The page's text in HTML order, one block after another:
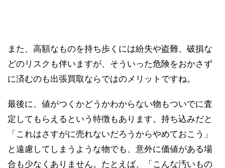
また、高額なものを持ち歩くには紛失や盗難、破損な
どのリスクも伴いますが、そういった危険をおかさず
に済むのも出張買取ならではのメリットですね。
最後に、値がつくかどうかわからない物もついでに査
定してもらえるという特徴もあります。持ち込みだと
「これはさすがに売れないだろうからやめておこう」
と遠慮してしまうような物でも、意外に価値がある場
合も少なくありません。たとえば、「こんな汚いもの